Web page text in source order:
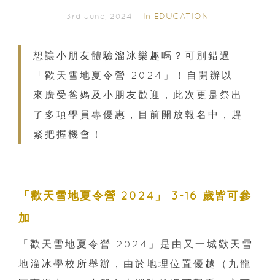
3rd June, 2024｜ In EDUCATION
想讓小朋友體驗溜冰樂趣嗎？可別錯過
「歡天雪地夏令營 2024」！自開辦以
來廣受爸媽及小朋友歡迎，此次更是祭出
了多項學員專優惠，目前開放報名中，趕
緊把握機會！
「歡天雪地夏令營 2024」 3-16 歲皆可參
加
「歡天雪地夏令營 2024」是由又一城歡天雪
地溜冰學校所舉辦，由於地理位置優越（九龍